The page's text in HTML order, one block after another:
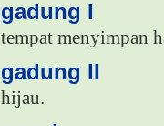
gadung I
tempat menyimpan
gadung II
hijau.